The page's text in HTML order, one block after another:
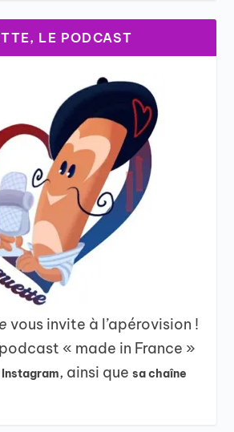
LE PODCAST
vous invite à l’apérovision !
« made in France »
, ainsi quesa chaîne